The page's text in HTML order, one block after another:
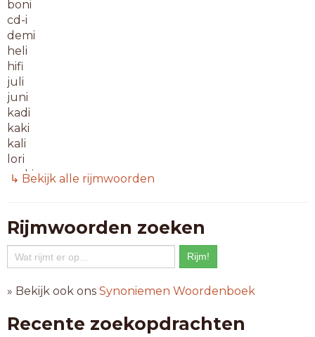
boni
cd-i
demi
heli
hifi
juli
juni
kadi
kaki
kali
lori
maki
midi
mimi
mini
modi
ordi
pari
↳ Bekijk alle rijmwoorden
Rijmwoorden zoeken
» Bekijk ook ons Synoniemen Woordenboek
Recente zoekopdrachten